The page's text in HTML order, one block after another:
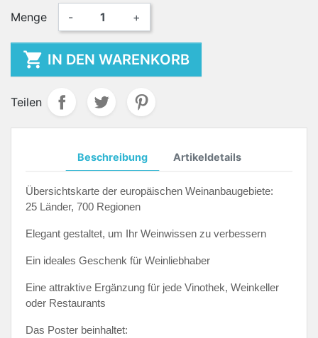
Menge - +
 IN DEN WARENKORB
Teilen
Beschreibung Artikeldetails
Übersichtskarte der europäischen Weinanbaugebiete:
25 Länder, 700 Regionen
Elegant gestaltet, um Ihr Weinwissen zu verbessern
Ein ideales Geschenk für Weinliebhaber
Eine attraktive Ergänzung für jede Vinothek, Weinkeller
oder Restaurants
Das Poster beinhaltet: